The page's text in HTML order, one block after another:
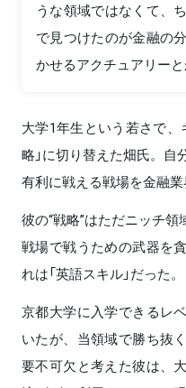
うな領域ではなくて、
で見つけたのが金融の
かせるアクチュアリーと
大学1年生という若さで、
略」に切り替えた畑氏。自
有利に戦える戦場を金融業
彼の“戦略”はただニッチ
戦場で戦うための武器を
れは「英語スキル」だった。
京都大学に入学できるレ
いたが、当領域で勝ち抜
要不可欠と考えた彼は、